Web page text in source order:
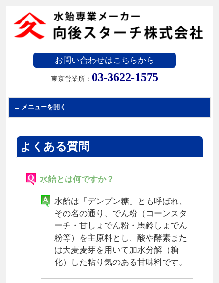
お問い合わせはこちらから
東京営業所： 03-3622-1575
よくある質問
水飴とは何ですか？
水飴は「デンプン糖」とも呼ばれ、
その名の通り、でん粉（コーンスタ
ーチ・甘しょでん粉・馬鈴しょでん
粉等）を主原料とし、酸や酵素また
は大麦麦芽を用いて加水分解（糖
化）した粘り気のある甘味料です。